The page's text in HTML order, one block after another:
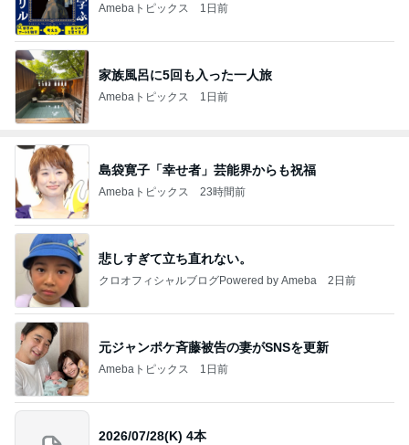
Amebaトピックス 1日前
家族風呂に5回も入った一人旅
Amebaトピックス 1日前
島袋寛子「幸せ者」芸能界からも祝福
Amebaトピックス 23時間前
悲しすぎて立ち直れない。
クロオフィシャルブログPowered by Ameba 2日前
元ジャンポケ斉藤被告の妻がSNSを更新
Amebaトピックス 1日前
2026/07/28(K) 4本